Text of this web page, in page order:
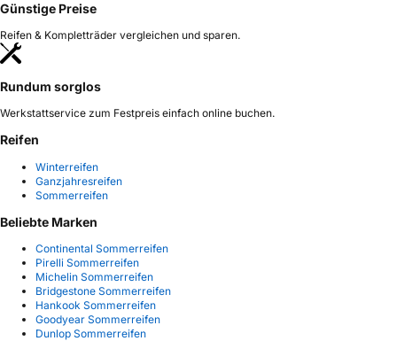
Günstige Preise
Reifen & Kompletträder vergleichen und sparen.
Rundum sorglos
Werkstattservice zum Festpreis einfach online buchen.
Reifen
Winterreifen
Ganzjahresreifen
Sommerreifen
Beliebte Marken
Continental Sommerreifen
Pirelli Sommerreifen
Michelin Sommerreifen
Bridgestone Sommerreifen
Hankook Sommerreifen
Goodyear Sommerreifen
Dunlop Sommerreifen